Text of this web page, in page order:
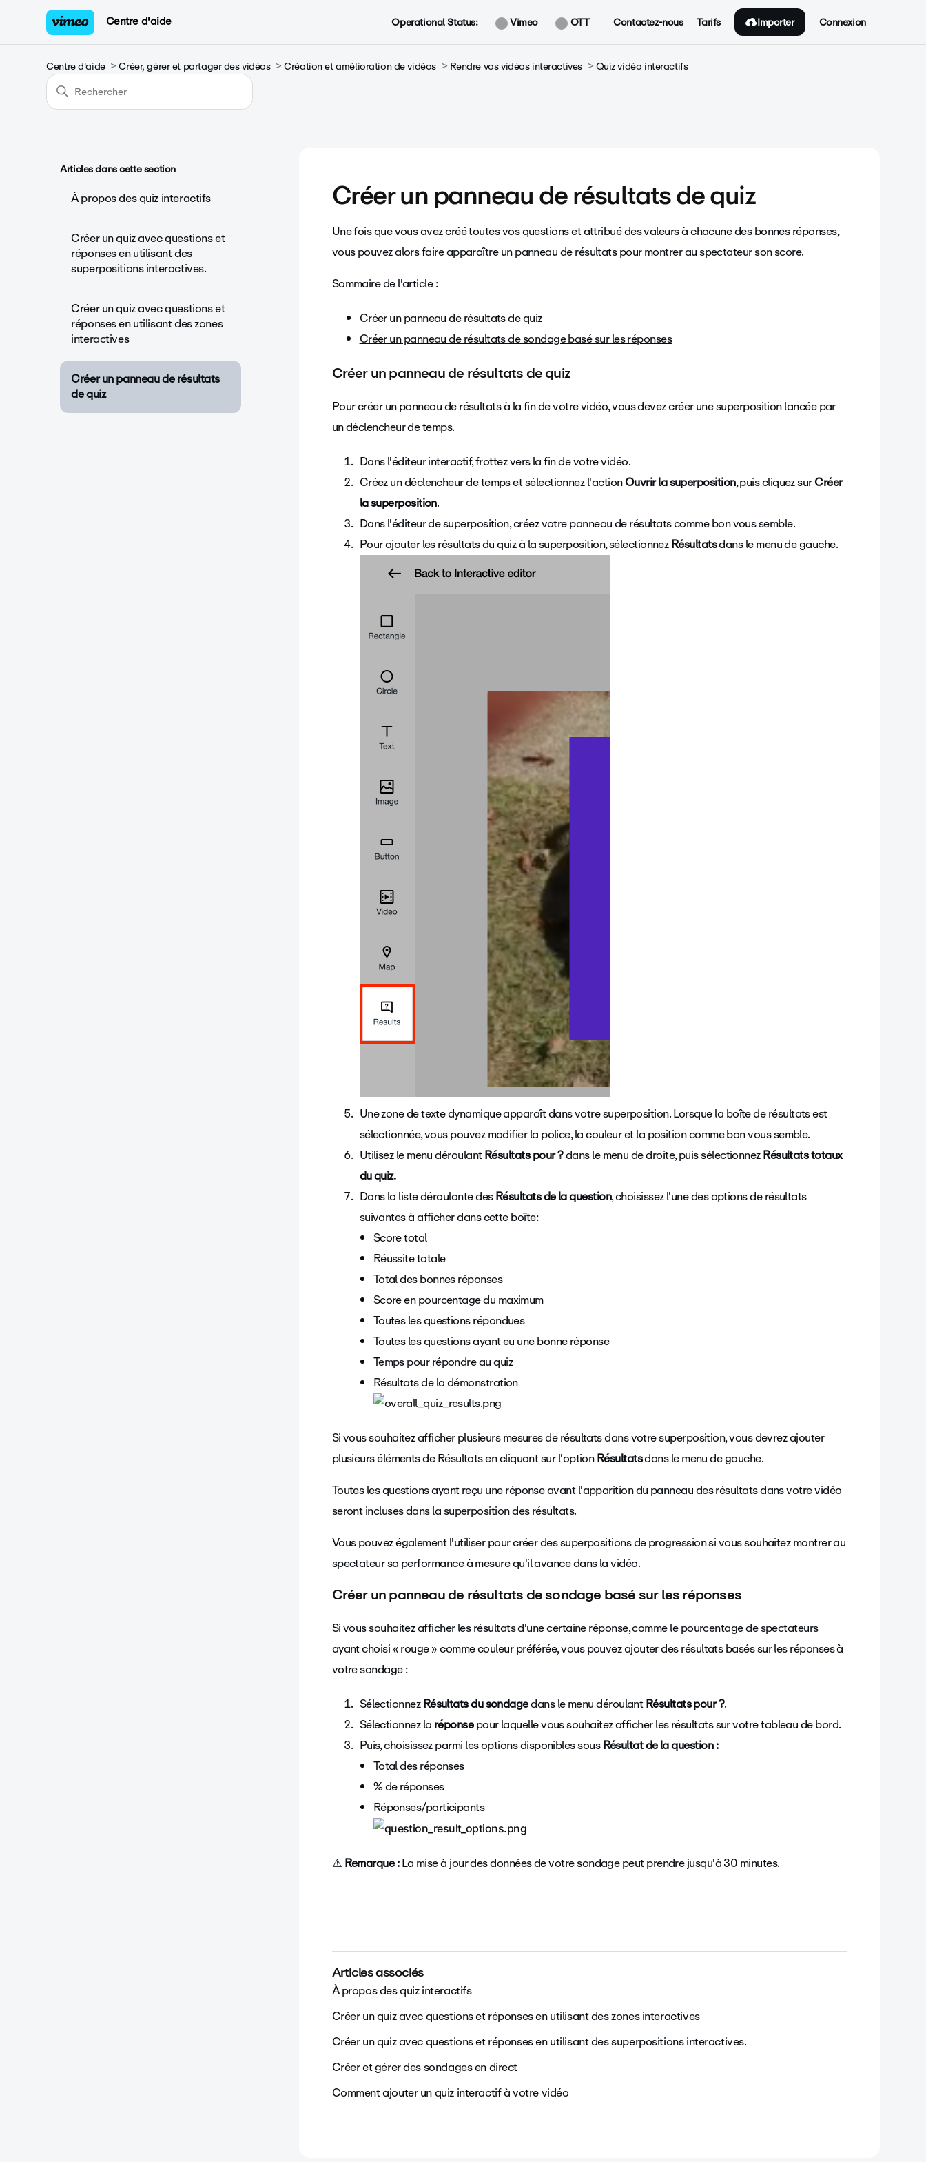
Centre d'aide Operational Status: Vimeo OTT Contactez-nous Tarifs Importer Connexion
Centre d'aide Créer, gérer et partager des vidéos Création et amélioration de vidéos Rendre vos vidéos interactives Quiz vidéo interactifs
Articles dans cette section
À propos des quiz interactifs
Créer un quiz avec questions et
réponses en utilisant des
superpositions interactives.
Créer un quiz avec questions et
réponses en utilisant des zones
interactives
Créer un panneau de résultats
de quiz
Créer un panneau de résultats de quiz
Une fois que vous avez créé toutes vos questions et attribué des valeurs à chacune des bonnes réponses,
vous pouvez alors faire apparaître un panneau de résultats pour montrer au spectateur son score.
Sommaire de l'article :
Créer un panneau de résultats de quiz
Créer un panneau de résultats de sondage basé sur les réponses
Créer un panneau de résultats de quiz
Pour créer un panneau de résultats à la fin de votre vidéo, vous devez créer une superposition lancée par
un déclencheur de temps.
Dans l'éditeur interactif, frottez vers la fin de votre vidéo.
Créez un déclencheur de temps et sélectionnez l'actionOuvrir la superposition, puis cliquez surCréer
la superposition.
Dans l'éditeur de superposition, créez votre panneau de résultats comme bon vous semble.
Pour ajouter les résultats du quiz à la superposition, sélectionnezRésultatsdans le menu de gauche.
Une zone de texte dynamique apparaît dans votre superposition. Lorsque la boîte de résultats est
sélectionnée, vous pouvez modifier la police, la couleur et la position comme bon vous semble.
Utilisez le menu déroulantRésultats pour ?dans le menu de droite,puis sélectionnezRésultats totaux
du quiz.
Dans la liste déroulante desRésultats de la question,choisissez l'une des options de résultats
suivantes à afficher dans cetteboîte:
Score total
Réussite totale
Total des bonnes réponses
Score en pourcentage du maximum
Toutes les questions répondues
Toutes les questions ayant eu une bonne réponse
Temps pour répondre au quiz
Résultats de la démonstration
Si vous souhaitez afficher plusieurs mesures de résultats dans votre superposition, vous devrez ajouter
plusieurs éléments de Résultats en cliquant sur l'optionRésultatsdans le menu de gauche.
Toutes les questions ayant reçu une réponse avant l'apparition du panneau des résultats dans votre vidéo
seront incluses dans la superposition des résultats.
Vous pouvez également l'utiliser pour créer des superpositions de progression si vous souhaitez montrer au
spectateur sa performance à mesure qu'il avance dans la vidéo.
Créer un panneau de résultats de sondage basé sur les réponses
Si vous souhaitez afficher les résultats d'une certaine réponse, comme le pourcentage de spectateurs
ayant choisi « rouge » comme couleur préférée, vous pouvez ajouter des résultats basés sur les réponses à
votre sondage :
SélectionnezRésultats du sondagedans le menu déroulantRésultats pour ?.
Sélectionnez laréponsepour laquelle vous souhaitez afficher les résultats sur votre tableau de bord.
Puis, choisissez parmi les options disponibles sousRésultat de la question :
Total des réponses
% de réponses
Réponses/participants
⚠️Remarque :La mise à jour des données de votre sondagepeut prendre jusqu'à 30 minutes.
Articles associés
À propos des quiz interactifs
Créer un quiz avec questions et réponses en utilisant des zones interactives
Créer un quiz avec questions et réponses en utilisant des superpositions interactives.
Créer et gérer des sondages en direct
Comment ajouter un quiz interactif à votre vidéo